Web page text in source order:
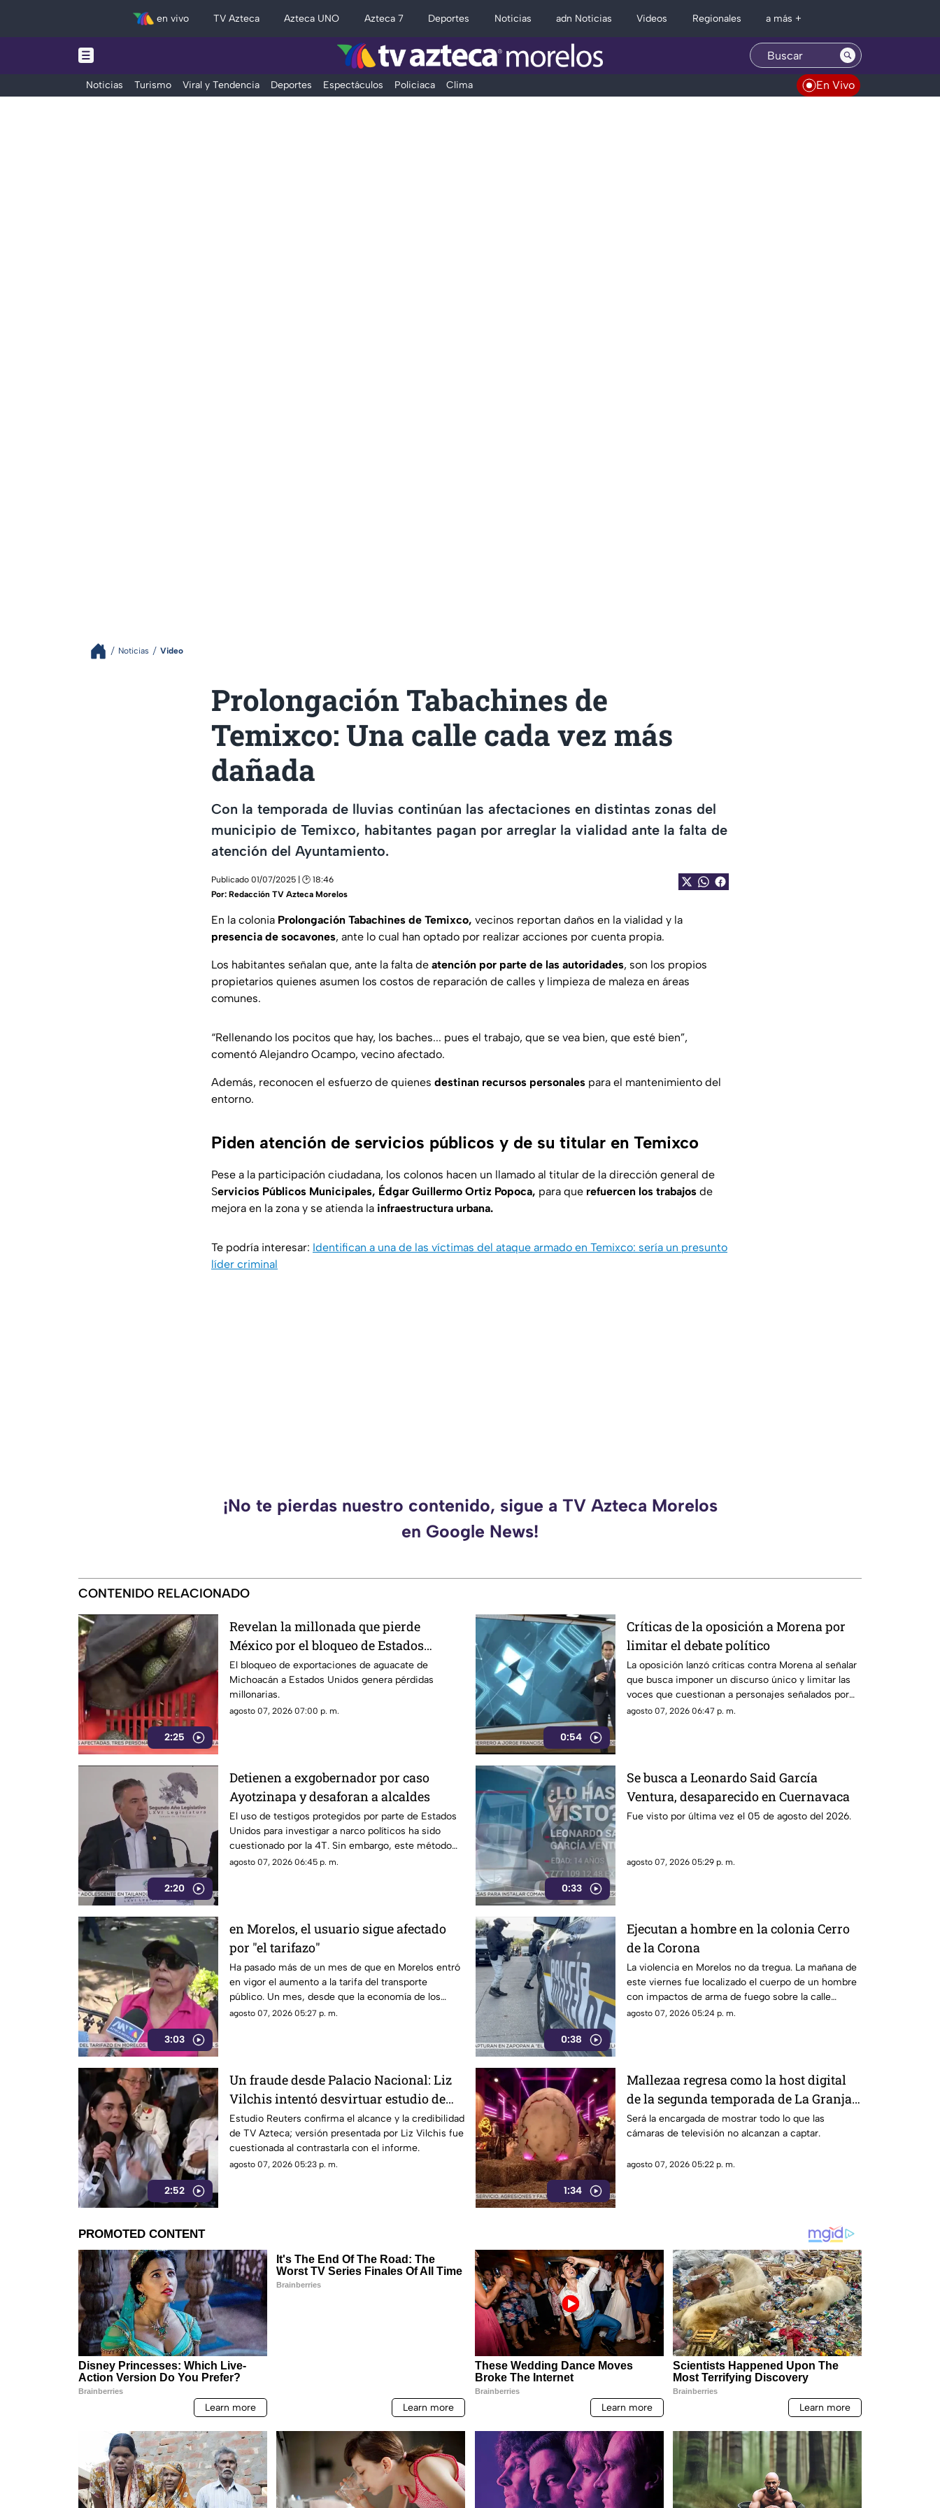
en vivo TV Azteca Azteca UNO Azteca 7 Deportes Noticias adn Noticias Videos Regionales a más +
Noticias Turismo Viral y Tendencia Deportes Espectáculos Policiaca Clima En Vivo
Noticias Video
Prolongación Tabachines de
Temixco: Una calle cada vez más
dañada
Con la temporada de lluvias continúan las afectaciones en distintas zonas del
municipio de Temixco, habitantes pagan por arreglar la vialidad ante la falta de
atención del Ayuntamiento.
Publicado 01/07/2025 | 🕑 18:46
Por: Redacción TV Azteca Morelos
En la colonia Prolongación Tabachines de Temixco, vecinos reportan daños en la vialidad y la
presencia de socavones, ante lo cual han optado por realizar acciones por cuenta propia.
Los habitantes señalan que, ante la falta de atención por parte de las autoridades, son los propios
propietarios quienes asumen los costos de reparación de calles y limpieza de maleza en áreas
comunes.
“Rellenando los pocitos que hay, los baches... pues el trabajo, que se vea bien, que esté bien”,
comentó Alejandro Ocampo, vecino afectado.
Además, reconocen el esfuerzo de quienes destinan recursos personales para el mantenimiento del
entorno.
Piden atención de servicios públicos y de su titular en Temixco
Pese a la participación ciudadana, los colonos hacen un llamado al titular de la dirección general de
Servicios Públicos Municipales, Édgar Guillermo Ortiz Popoca, para que refuercen los trabajos de
mejora en la zona y se atienda la infraestructura urbana.
Te podría interesar: Identifican a una de las víctimas del ataque armado en Temixco: sería un presunto
líder criminal
¡No te pierdas nuestro contenido, sigue a TV Azteca Morelos
en Google News!
CONTENIDO RELACIONADO
2:25
Revelan la millonada que pierde
México por el bloqueo de Estados
Unidos al aguacate de Michoacán
El bloqueo de exportaciones de aguacate de
Michoacán a Estados Unidos genera pérdidas
millonarias.
agosto 07, 2026 07:00 p. m.
0:54
Críticas de la oposición a Morena por
limitar el debate político
La oposición lanzó críticas contra Morena al señalar
que busca imponer un discurso único y limitar las
voces que cuestionan a personajes señalados por
presuntos vínculos con la narcopolítica de la 4T.
agosto 07, 2026 06:47 p. m.
2:20
Detienen a exgobernador por caso
Ayotzinapa y desaforan a alcaldes
El uso de testigos protegidos por parte de Estados
Unidos para investigar a narco políticos ha sido
cuestionado por la 4T. Sin embargo, este método
también ha colocado bajo la lupa a funcionarios y
agosto 07, 2026 06:45 p. m.
0:33
Se busca a Leonardo Said García
Ventura, desaparecido en Cuernavaca
Fue visto por última vez el 05 de agosto del 2026.
agosto 07, 2026 05:29 p. m.
3:03
en Morelos, el usuario sigue afectado
por "el tarifazo"
Ha pasado más de un mes de que en Morelos entró
en vigor el aumento a la tarifa del transporte
público. Un mes, desde que la economía de los
morelenses se vio afectada y los ciudadanos
agosto 07, 2026 05:27 p. m.
0:38
Ejecutan a hombre en la colonia Cerro
de la Corona
La violencia en Morelos no da tregua. La mañana de
este viernes fue localizado el cuerpo de un hombre
con impactos de arma de fuego sobre la calle
alianza nacional, en la colonia cerro de la corona, en
agosto 07, 2026 05:24 p. m.
2:52
Un fraude desde Palacio Nacional: Liz
Vilchis intentó desvirtuar estudio de
Reuters sobre la credibilidad de TV
Azteca
Estudio Reuters confirma el alcance y la credibilidad
de TV Azteca; versión presentada por Liz Vilchis fue
cuestionada al contrastarla con el informe.
agosto 07, 2026 05:23 p. m.
1:34
Mallezaa regresa como la host digital
de la segunda temporada de La Granja
VIP
Será la encargada de mostrar todo lo que las
cámaras de televisión no alcanzan a captar.
agosto 07, 2026 05:22 p. m.